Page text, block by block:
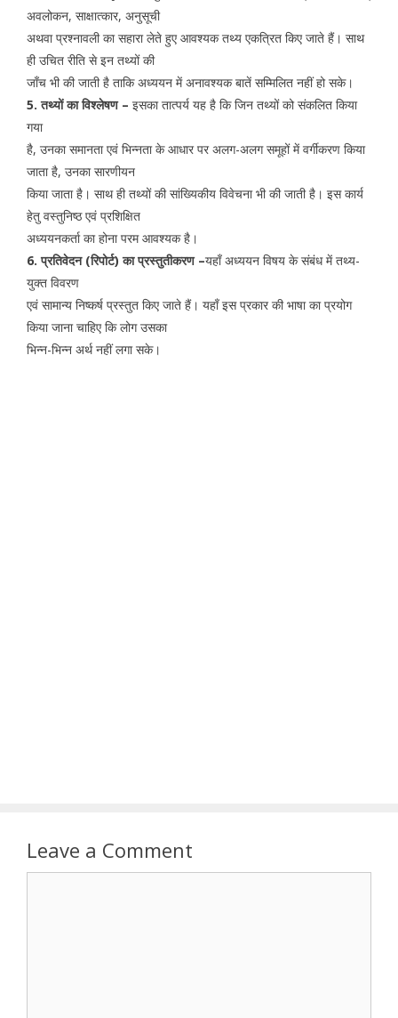
अवलोकन, साक्षात्कार, अनुसूची
अथवा प्रश्नावली का सहारा लेते हुए आवश्यक तथ्य एकत्रित किए जाते हैं। साथ
ही उचित रीति से इन तथ्यों की
जाँच भी की जाती है ताकि अध्ययन में अनावश्यक बातें सम्मिलित नहीं हो सके।
5. तथ्यों का विश्लेषण – इसका तात्पर्य यह है कि जिन तथ्यों को संकलित किया
गया
है, उनका समानता एवं भिन्नता के आधार पर अलग-अलग समूहों में वर्गीकरण किया
जाता है, उनका सारणीयन
किया जाता है। साथ ही तथ्यों की सांख्यिकीय विवेचना भी की जाती है। इस कार्य
हेतु वस्तुनिष्ठ एवं प्रशिक्षित
अध्ययनकर्ता का होना परम आवश्यक है।
6. प्रतिवेदन (रिपोर्ट) का प्रस्तुतीकरण –यहाँ अध्ययन विषय के संबंध में तथ्य-
युक्त विवरण
एवं सामान्य निष्कर्ष प्रस्तुत किए जाते हैं। यहाँ इस प्रकार की भाषा का प्रयोग
किया जाना चाहिए कि लोग उसका
भिन्न-भिन्न अर्थ नहीं लगा सके।
Leave a Comment